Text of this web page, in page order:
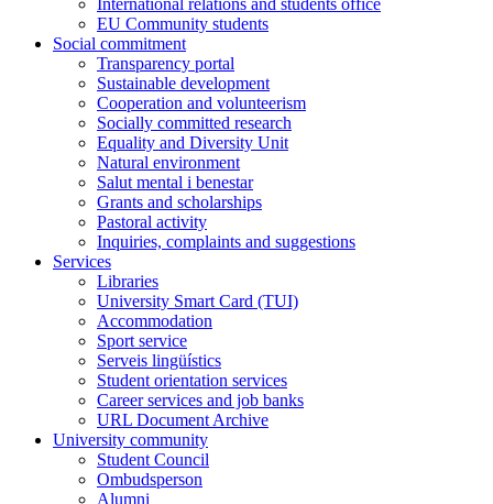
EU Community students
Social commitment
Transparency portal
Sustainable development
Cooperation and volunteerism
Socially committed research
Equality and Diversity Unit
Natural environment
Salut mental i benestar
Grants and scholarships
Pastoral activity
Inquiries, complaints and suggestions
Services
Libraries
University Smart Card (TUI)
Accommodation
Sport service
Serveis lingüístics
Student orientation services
Career services and job banks
URL Document Archive
University community
Student Council
Ombudsperson
Alumni